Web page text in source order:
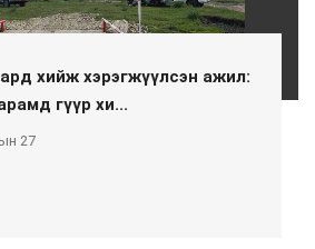
хийж хэрэгжүүлсэн ажил:
гүүр хи...
27